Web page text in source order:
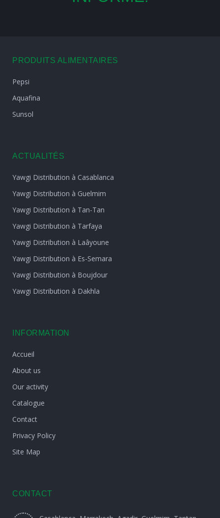
PRODUITS ALIMENTAIRES
Pepsi
Aquafina
Sunsol
ACTUALITÉS
Yawgi Distribution à Casablanca
Yawgi Distribution à Guelmim
Yawgi Distribution à Tan-Tan
Yawgi Distribution à Tarfaya
Yawgi Distribution à Laâyoune
Yawgi Distribution à Es-Semara
Yawgi Distribution à Boujdour
Yawgi Distribution à Dakhla
INFORMATION
Accueil
About us
Our activity
Catalogue
Contact
Privacy Policy
Site Map
CONTACT